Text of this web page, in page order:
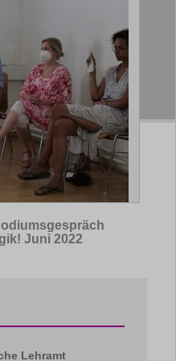
Juni 2022
Lehramt